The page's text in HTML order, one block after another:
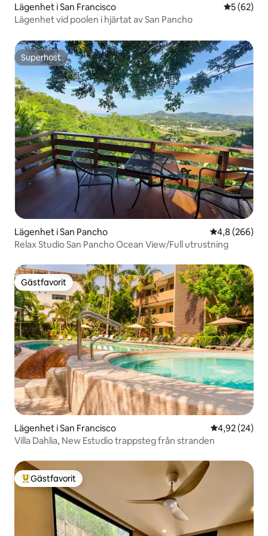
Lägenhet i San Francisco 5 av 5 i
5 (62)
Lägenhet vid poolen i hjärtat av San Pancho
Superhost
Superhost
Lägenhet i San Pancho 4,8 av 5 i
4,8 (266)
Relax Studio San Pancho Ocean View/Full utrustning
Gästfavorit
Gästfavorit
Lägenhet i San Francisco 4,92 av 5 i
4,92 (24)
Villa Dahlia, New Estudio trappsteg från stranden
Populär gästfavorit
Gästfavorit